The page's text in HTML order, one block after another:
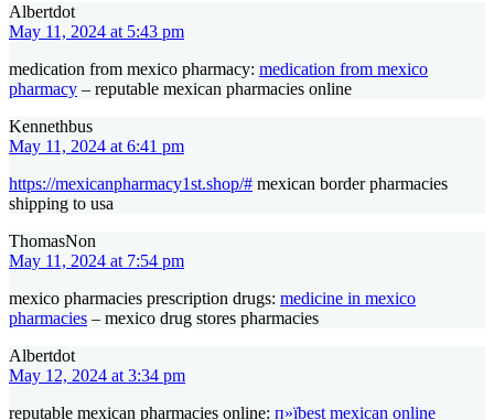
Albertdot
May 11, 2024 at 5:43 pm
medication from mexico pharmacy: medication from mexico
pharmacy – reputable mexican pharmacies online
Kennethbus
May 11, 2024 at 6:41 pm
https://mexicanpharmacy1st.shop/# mexican border pharmacies
shipping to usa
ThomasNon
May 11, 2024 at 7:54 pm
mexico pharmacies prescription drugs: medicine in mexico
pharmacies – mexico drug stores pharmacies
Albertdot
May 12, 2024 at 3:34 pm
reputable mexican pharmacies online: п»їbest mexican online